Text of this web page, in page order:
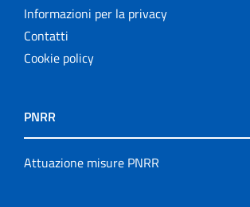
Informazioni per la privacy
Contatti
Cookie policy
PNRR
Attuazione misure PNRR